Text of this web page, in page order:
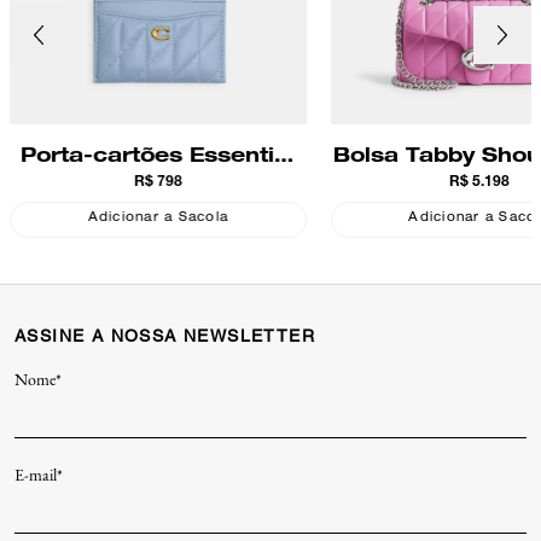
Porta-cartões Essential
Pillow Quilting Coach
R$ 798
Adicionar a Sacola
Bolsa Tabby
With Pillow
Coach
R$ 5.198
Adicionar a
ASSINE A NOSSA NEWSLETTER
Nome*
E-mail*